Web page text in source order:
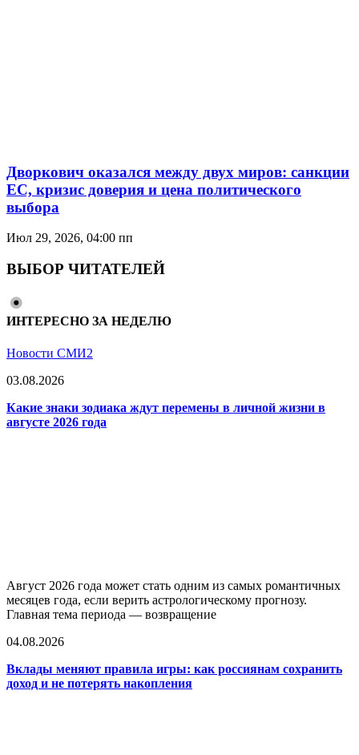
Дворкович оказался между двух миров: санкции
ЕС, кризис доверия и цена политического
выбора
Июл 29, 2026, 04:00 пп
ВЫБОР ЧИТАТЕЛЕЙ
ИНТЕРЕСНО ЗА НЕДЕЛЮ
Новости СМИ2
03.08.2026
Какие знаки зодиака ждут перемены в личной жизни в
августе 2026 года
Август 2026 года может стать одним из самых романтичных
месяцев года, если верить астрологическому прогнозу.
Главная тема периода — возвращение
04.08.2026
Вклады меняют правила игры: как россиянам сохранить
доход и не потерять накопления